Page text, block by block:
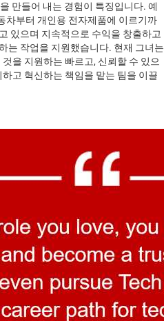
만들어 내는 경험이 특징입니다. 예
차부터 개인용 전자제품에 이르기까
있으며 지속적으로 수익을 창출하고
는 작업을 지원했습니다. 현재 그녀는
을 지원하는 빠르고, 신뢰할 수 있으
하고 혁신하는 책임을 맡는 팀을 이끌